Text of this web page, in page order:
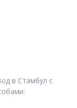
в Стамбул с